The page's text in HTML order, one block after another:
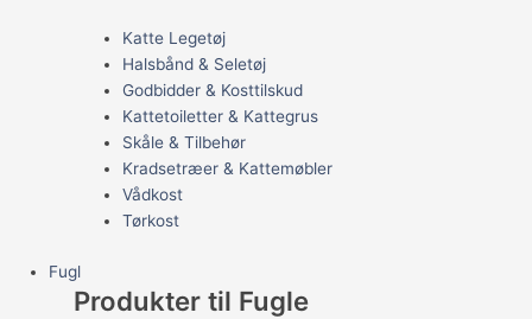
Katte Legetøj
Halsbånd & Seletøj
Godbidder & Kosttilskud
Kattetoiletter & Kattegrus
Skåle & Tilbehør
Kradsetræer & Kattemøbler
Vådkost
Tørkost
Fugl
Produkter til Fugle